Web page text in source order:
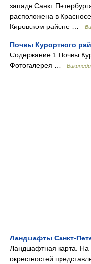
западе Санкт
расположена в
Кировском районе …
Почвы Курортного
Содержание 1 Почвы
Фотогалерея …
Ландшафты Санкт-
Ландшафтная карта. На
окрестностей